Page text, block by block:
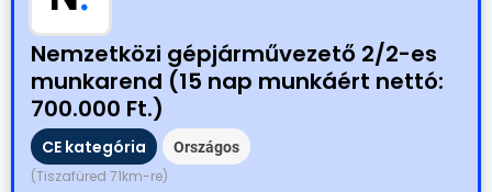
Nemzetközi gépjárművezető 2/2-es
munkarend (15 nap munkáért nettó:
700.000 Ft.)
CE kategória Országos
(Tiszafüred 71km-re)